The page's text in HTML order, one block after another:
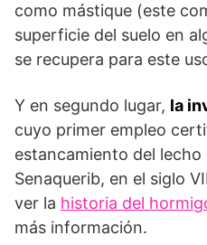
como mástique (este
superficie del suelo en
se recupera para este
Y en segundo lugar, la
cuyo primer empleo
estancamiento del lecho
Senaquerib, en el siglo
ver la historia del
más información.